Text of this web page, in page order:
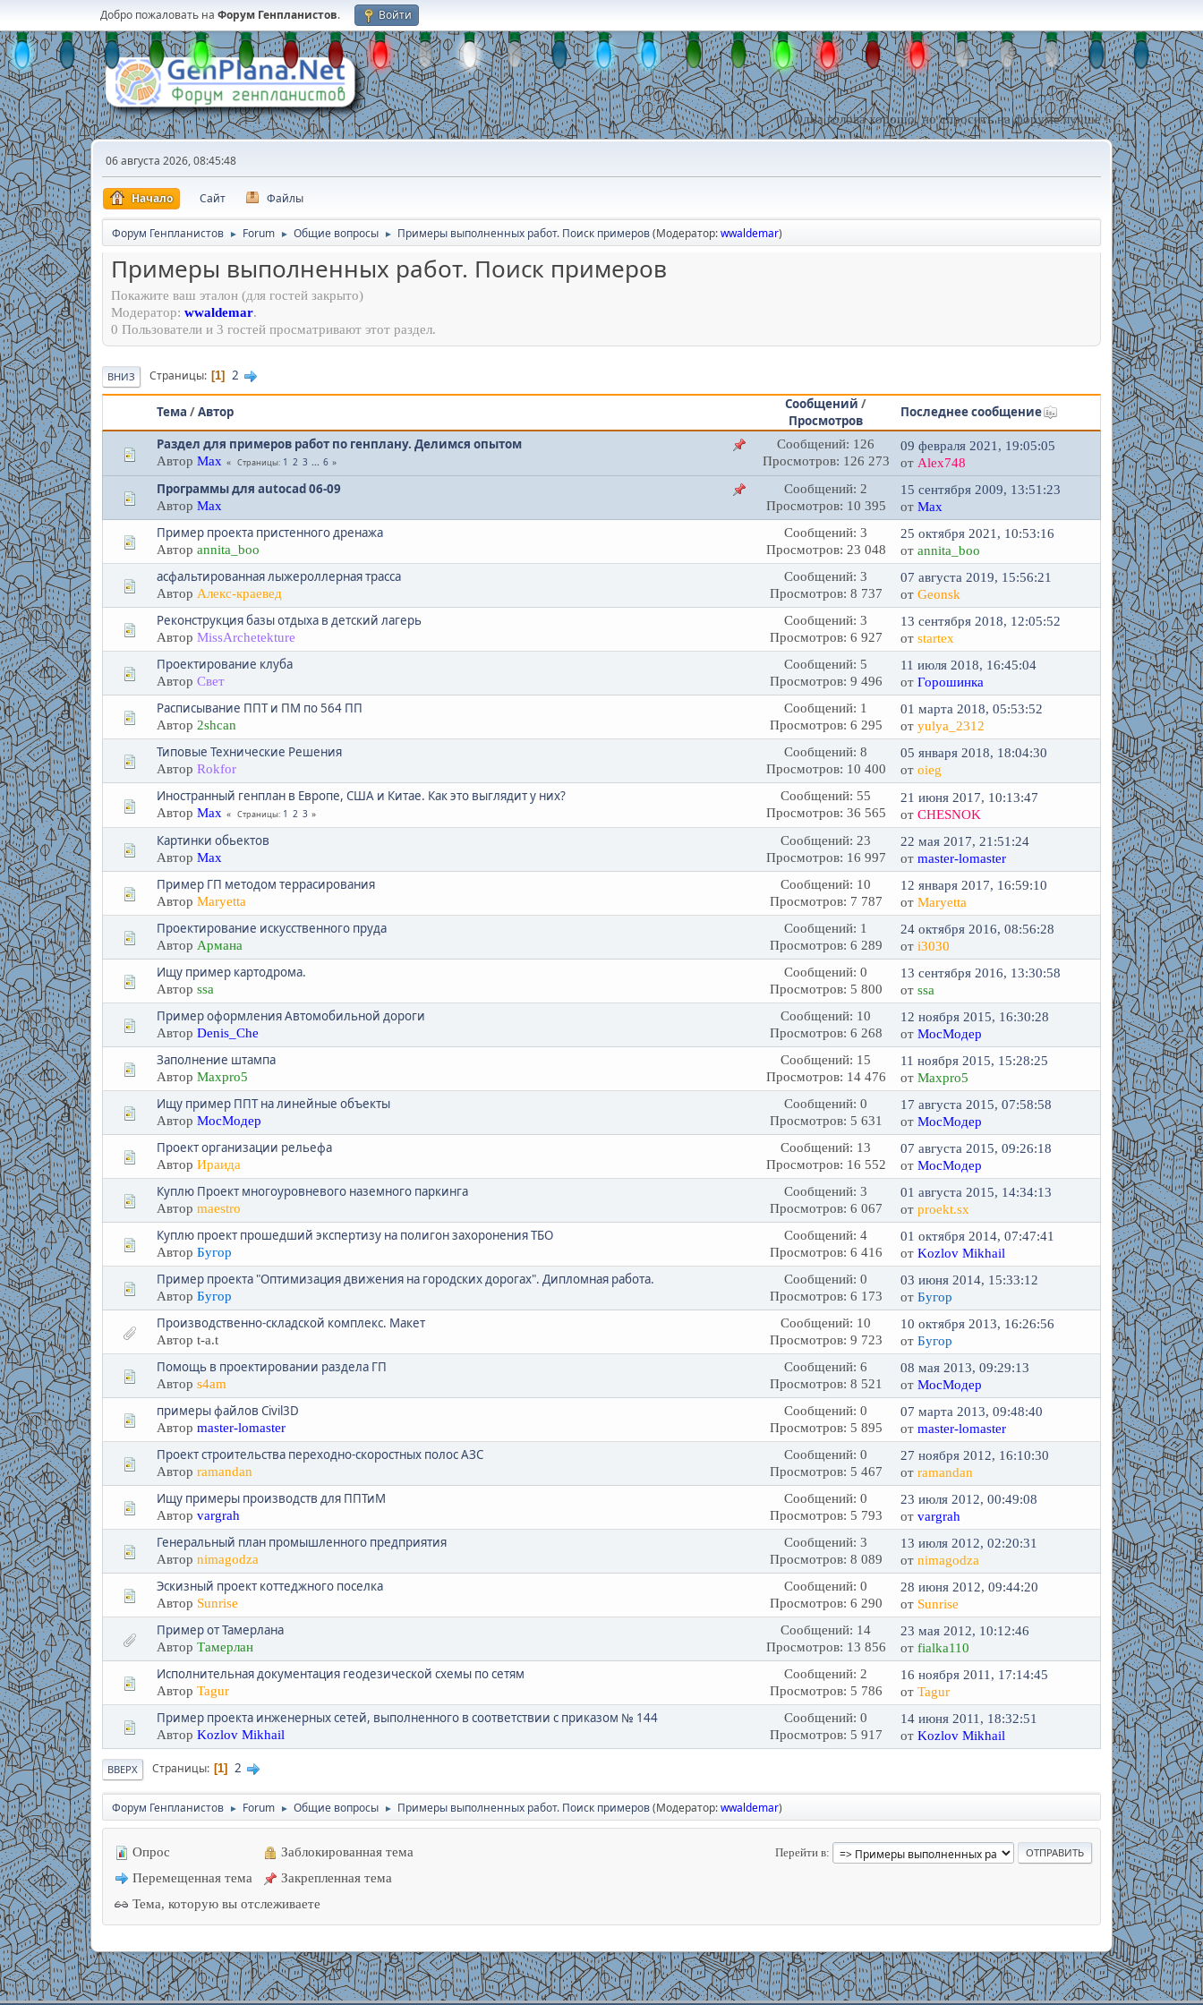
Добро пожаловать на Форум Генпланистов. Войти
Одна голова хорошо, но спросить на форуме лучше !
06 августа 2026, 08:45:48
Начало Сайт Файлы
Форум Генпланистов ► Forum ► Общие вопросы ► Примеры выполненных работ. Поиск примеров(Модератор:wwaldemar)
Примеры выполненных работ. Поиск примеров
Покажите ваш эталон (для гостей закрыто)
Модератор: wwaldemar.
0 Пользователи и 3 гостей просматривают этот раздел.
ВНИЗ Страницы 1 2
Тема /Автор
Сообщений /
Просмотров
Последнее сообщение
Раздел для примеров работ по генплану. Делимся опытом
Автор Max Страницы 1 2 3 ... 6
Сообщений: 126
Просмотров: 126 273
09 февраля 2021, 19:05:05
от Alex748
Программы для autocad 06-09
Автор Max
Сообщений: 2
Просмотров: 10 395
15 сентября 2009, 13:51:23
отMax
Пример проекта пристенного дренажа
Автор annita_boo
Сообщений: 3
Просмотров: 23 048
25 октября 2021, 10:53:16
отannita_boo
асфальтированная лыжероллерная трасса
Автор Алекс-краевед
Сообщений: 3
Просмотров: 8 737
07 августа 2019, 15:56:21
отGeonsk
Реконструкция базы отдыха в детский лагерь
Автор MissArchetekture
Сообщений: 3
Просмотров: 6 927
13 сентября 2018, 12:05:52
отstartex
Проектирование клуба
Автор Свет
Сообщений: 5
Просмотров: 9 496
11 июля 2018, 16:45:04
отГорошинка
Расписывание ППТ и ПМ по 564 ПП
Автор 2shcan
Сообщений: 1
Просмотров: 6 295
01 марта 2018, 05:53:52
отyulya_2312
Типовые Технические Решения
Автор Rokfor
Сообщений: 8
Просмотров: 10 400
05 января 2018, 18:04:30
отoieg
Иностранный генплан в Европе, США и Китае. Как это выглядит у них?
Автор Max Страницы 1 2 3
Сообщений: 55
Просмотров: 36 565
21 июня 2017, 10:13:47
отCHESNOK
Картинки обьектов
Автор Max
Сообщений: 23
Просмотров: 16 997
22 мая 2017, 21:51:24
отmaster-lomaster
Пример ГП методом террасирования
Автор Maryetta
Сообщений: 10
Просмотров: 7 787
12 января 2017, 16:59:10
отMaryetta
Проектирование искусственного пруда
Автор Армана
Сообщений: 1
Просмотров: 6 289
24 октября 2016, 08:56:28
отi3030
Ищу пример картодрома.
Автор ssa
Сообщений: 0
Просмотров: 5 800
13 сентября 2016, 13:30:58
отssa
Пример оформления Автомобильной дороги
Автор Denis_Che
Сообщений: 10
Просмотров: 6 268
12 ноября 2015, 16:30:28
отМосМодер
Заполнение штампа
Автор Maxpro5
Сообщений: 15
Просмотров: 14 476
11 ноября 2015, 15:28:25
отMaxpro5
Ищу пример ППТ на линейные объекты
Автор МосМодер
Сообщений: 0
Просмотров: 5 631
17 августа 2015, 07:58:58
отМосМодер
Проект организации рельефа
Автор Ираида
Сообщений: 13
Просмотров: 16 552
07 августа 2015, 09:26:18
отМосМодер
Куплю Проект многоуровневого наземного паркинга
Автор maestro
Сообщений: 3
Просмотров: 6 067
01 августа 2015, 14:34:13
отproekt.sx
Куплю проект прошедший экспертизу на полигон захоронения ТБО
Автор Бугор
Сообщений: 4
Просмотров: 6 416
01 октября 2014, 07:47:41
отKozlov Mikhail
Пример проекта "Оптимизация движения на городских дорогах". Дипломная работа.
Автор Бугор
Сообщений: 0
Просмотров: 6 173
03 июня 2014, 15:33:12
отБугор
Производственно-складской комплекс. Макет
Автор t-a.t
Сообщений: 10
Просмотров: 9 723
10 октября 2013, 16:26:56
отБугор
Помощь в проектировании раздела ГП
Автор s4am
Сообщений: 6
Просмотров: 8 521
08 мая 2013, 09:29:13
отМосМодер
примеры файлов Civil3D
Автор master-lomaster
Сообщений: 0
Просмотров: 5 895
07 марта 2013, 09:48:40
отmaster-lomaster
Проект строительства переходно-скоростных полос АЗС
Автор ramandan
Сообщений: 0
Просмотров: 5 467
27 ноября 2012, 16:10:30
отramandan
Ищу примеры производств для ППТиМ
Автор vargrah
Сообщений: 0
Просмотров: 5 793
23 июля 2012, 00:49:08
отvargrah
Генеральный план промышленного предприятия
Автор nimagodza
Сообщений: 3
Просмотров: 8 089
13 июля 2012, 02:20:31
отnimagodza
Эскизный проект коттеджного поселка
Автор Sunrise
Сообщений: 0
Просмотров: 6 290
28 июня 2012, 09:44:20
от Sunrise
Пример от Тамерлана
Автор Тамерлан
Сообщений: 14
Просмотров: 13 856
23 мая 2012, 10:12:46
отfialka110
Исполнительная документация геодезической схемы по сетям
Автор Tagur
Сообщений: 2
Просмотров: 5 786
16 ноября 2011, 17:14:45
отTagur
Пример проекта инженерных сетей, выполненного в соответствии с приказом № 144
Автор Kozlov Mikhail
Сообщений: 0
Просмотров: 5 917
14 июня 2011, 18:32:51
отKozlov Mikhail
ВВЕРХ Страницы 1 2
Форум Генпланистов ► Forum ► Общие вопросы ► Примеры выполненных работ. Поиск примеров(Модератор:wwaldemar)
Перейти в
Опрос
Перемещенная тема
Заблокированная тема
Закрепленная тема
Тема, которую вы отслеживаете